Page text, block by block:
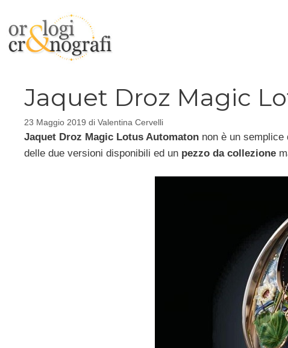
contenuto
Jaquet Droz Magic
23 Maggio 2019 di Valentina Cervelli
Jaquet Droz Magic Lotus Automaton non è un semplice
delle due versioni disponibili ed un pezzo da collezione